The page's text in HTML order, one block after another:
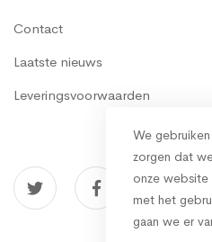
Contact
Laatste nieuws
Leveringsvoorwaarden
We
zorgen dat
onze
met het
gaan we er